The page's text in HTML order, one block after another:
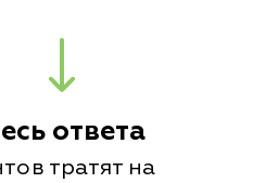
ответа
тратят на